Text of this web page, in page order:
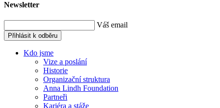
Newsletter
Váš email
Přihlásit k odběru
Kdo jsme
Vize a poslání
Historie
Organizační struktura
Anna Lindh Foundation
Partneři
Kariéra a stáže